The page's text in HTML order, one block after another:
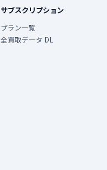
サブスクリプション
プラン一覧
全買取データ DL